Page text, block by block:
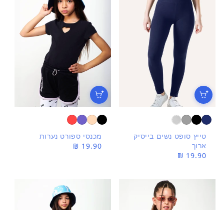
טייץ סופט נשים בייסיק
ארוך
מחיר
19.90 ₪
מכנסי ספורט נערות
מחיר
19.90 ₪